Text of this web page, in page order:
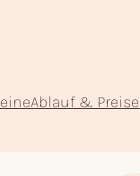
Ablauf & Preise